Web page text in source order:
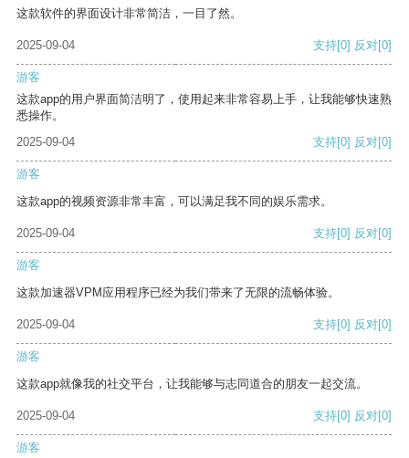
这款软件的界面设计非常简洁，一目了然。
2025-09-04 支持[0] 反对[0]
游客
这款app的用户界面简洁明了，使用起来非常容易上手，让我能够快速熟
悉操作。
2025-09-04
支持[0] 反对[0]
游客
这款app的视频资源非常丰富，可以满足我不同的娱乐需求。
2025-09-04 支持[0] 反对[0]
游客
这款加速器VPM应用程序已经为我们带来了无限的流畅体验。
2025-09-04 支持[0] 反对[0]
游客
这款app就像我的社交平台，让我能够与志同道合的朋友一起交流。
2025-09-04 支持[0] 反对[0]
游客